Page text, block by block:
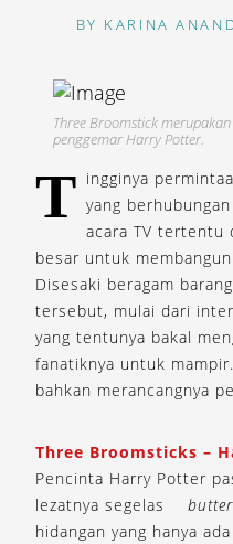
BY KARINA
Three Broomstick
penggemar Harry Potter.
T ingginya
yang
acara TV tertentu
besar untuk
Disesaki beragam
tersebut, mulai dari
yang tentunya bakal
fanatiknya untuk
bahkan merancangnya
Three Broomsticks –
Pencinta Harry Potter
lezatnya segelas
hidangan yang hanya